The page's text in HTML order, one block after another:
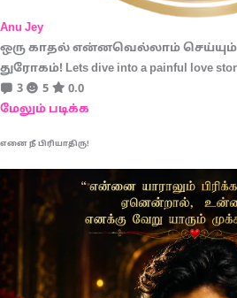
Anu Jey
ஒரு காதல் என்னவெல்லாம்
துரோகம்! Lets dive into a painful love
3
5
0.0
மேலும் படிக்க
எனை நீ பிரியாதிரு!